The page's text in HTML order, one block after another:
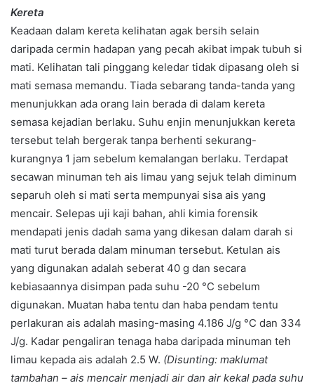
Kereta
Keadaan dalam kereta kelihatan agak bersih selain
daripada cermin hadapan yang pecah akibat impak tubuh si
mati. Kelihatan tali pinggang keledar tidak dipasang oleh si
mati semasa memandu. Tiada sebarang tanda-tanda yang
menunjukkan ada orang lain berada di dalam kereta
semasa kejadian berlaku. Suhu enjin menunjukkan kereta
tersebut telah bergerak tanpa berhenti sekurang-
kurangnya 1 jam sebelum kemalangan berlaku. Terdapat
secawan minuman teh ais limau yang sejuk telah diminum
separuh oleh si mati serta mempunyai sisa ais yang
mencair. Selepas uji kaji bahan, ahli kimia forensik
mendapati jenis dadah sama yang dikesan dalam darah si
mati turut berada dalam minuman tersebut. Ketulan ais
yang digunakan adalah seberat 40 g dan secara
kebiasaannya disimpan pada suhu -20 °C sebelum
digunakan. Muatan haba tentu dan haba pendam tentu
perlakuran ais adalah masing-masing 4.186 J/g °C dan 334
J/g. Kadar pengaliran tenaga haba daripada minuman teh
limau kepada ais adalah 2.5 W. (Disunting: maklumat
tambahan – ais mencair menjadi air dan air kekal pada suhu